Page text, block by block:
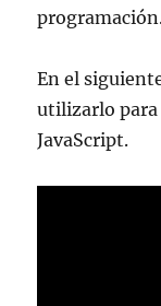
En el
utilizarlo para
JavaScript.